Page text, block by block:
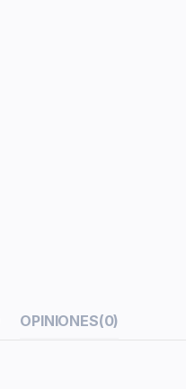
OPINIONES(0)